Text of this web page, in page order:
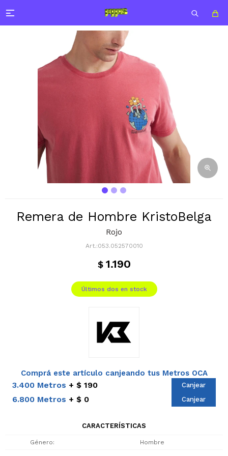

Remera de Hombre KristoBelga
Rojo
053.052570010
$ 1.190
Últimos dos en stock
Comprá este artículo canjeando tus Metros OCA
3.400 Metros $ 190 Canjear
6.800 Metros $ 0 Canjear
CARACTERÍSTICAS
Género Hombre